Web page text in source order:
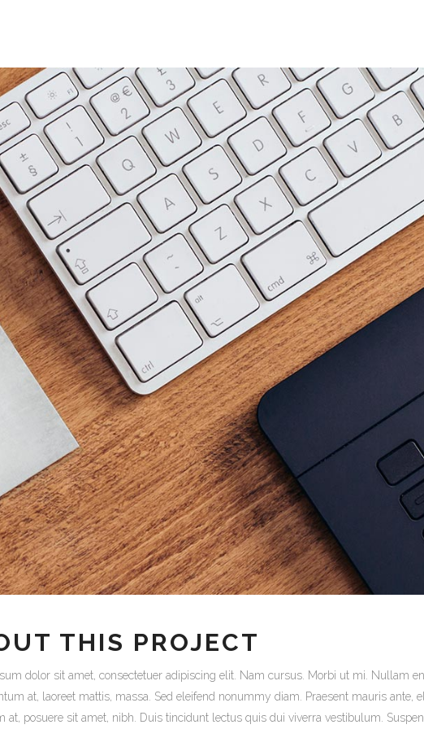
THIS PROJECT
dolor sit amet, consectetuer adipiscing elit. Nam cursus. Morbi ut mi. Nullam
at, laoreet mattis, massa. Sed eleifend nonummy diam. Praesent mauris ante,
at, posuere sit amet, nibh. Duis tincidunt lectus quis dui viverra vestibulum.